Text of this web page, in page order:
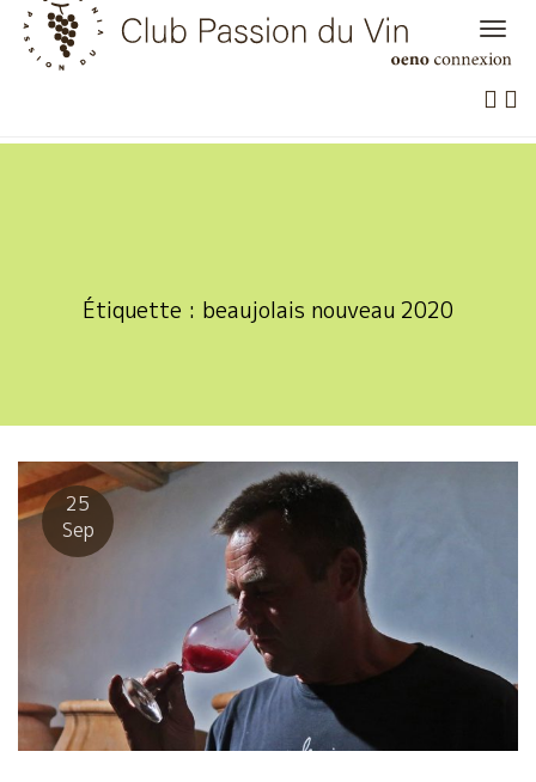
Skip
content
Étiquette : beaujolais nouveau 2020
25
Sep